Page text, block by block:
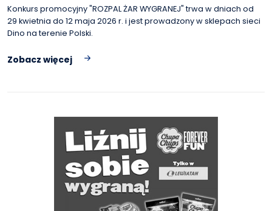
Konkurs promocyjny "ROZPAL ŻAR WYGRANEJ" trwa w dniach od
29 kwietnia do 12 maja 2026 r. i jest prowadzony w sklepach sieci
Dino na terenie Polski.
Zobacz więcej